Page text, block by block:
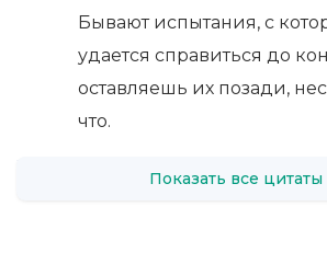
Бывают испытания, с
удается справиться до
оставляешь их позади,
что.
Показать все цитаты